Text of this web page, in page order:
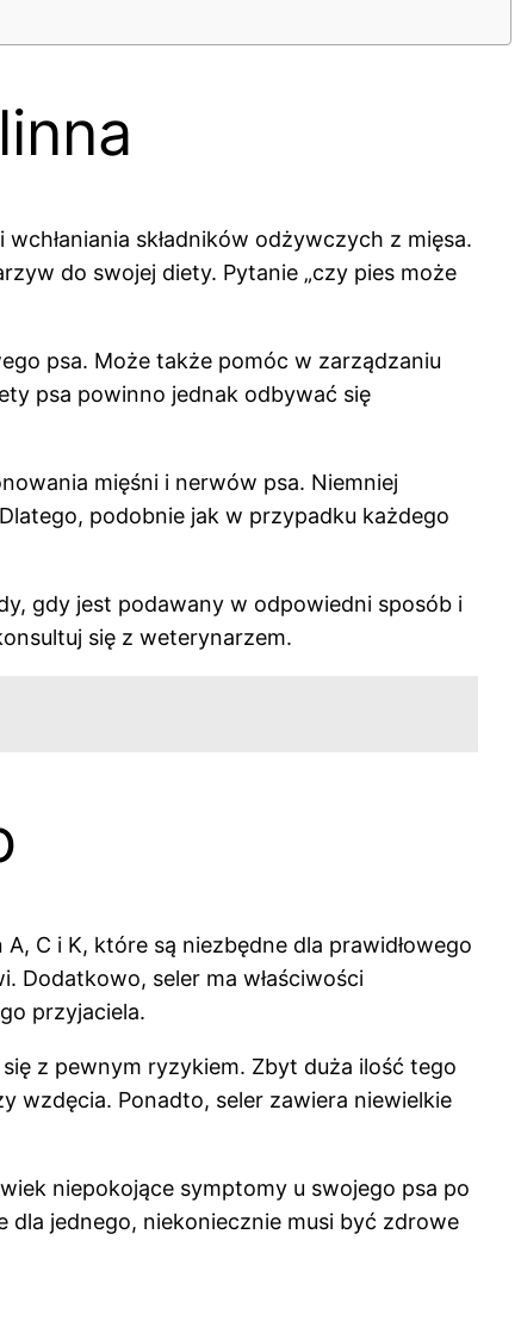
składników odżywczych z mięsa.
do swojej diety. Pytanie „czy pies może
psa. Może także pomóc w zarządzaniu
psa powinno jednak odbywać się
mięśni i nerwów psa. Niemniej
podobnie jak w przypadku każdego
gdy jest podawany w odpowiedni sposób i
się z weterynarzem.
C i K, które są niezbędne dla prawidłowego
Dodatkowo, seler ma właściwości
przyjaciela.
z pewnym ryzykiem. Zbyt duża ilość tego
wzdęcia. Ponadto, seler zawiera niewielkie
niepokojące symptomy u swojego psa po
dla jednego, niekoniecznie musi być zdrowe